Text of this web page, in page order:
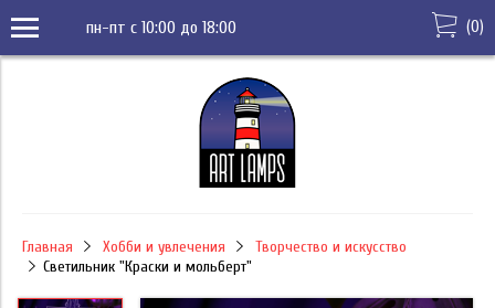
пн-пт с 10:00 до 18:00 (0)
Главная Хобби и увлечения
Творчество и искусство
Светильник "Краски и мольберт"